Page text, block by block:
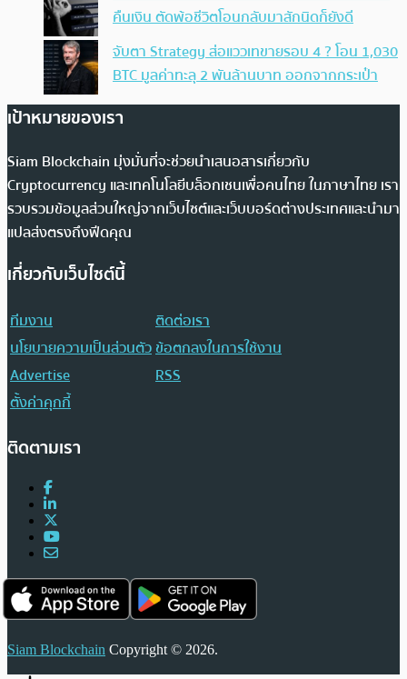
คืนเงิน ตัดพ้อชีวิตโอนกลับมาสักนิดก็ยังดี
จับตา Strategy ส่อแววเทขายรอบ 4 ? โอน 1,030
BTC มูลค่าทะลุ 2 พันล้านบาท ออกจากกระเป๋า
เป้าหมายของเรา
Siam Blockchain มุ่งมั่นที่จะช่วยนำเสนอสารเกี่ยวกับ
Cryptocurrency และเทคโนโลยีบล็อกเชนเพื่อคนไทย ในภาษาไทย เรา
รวบรวมข้อมูลส่วนใหญ่จากเว็บไซต์และเว็บบอร์ดต่างประเทศและนำมา
แปลส่งตรงถึงฟีดคุณ
เกี่ยวกับเว็บไซต์นี้
ทีมงาน
ติดต่อเรา
นโยบายความเป็นส่วนตัวข้อตกลงในการใช้งาน
Advertise
RSS
ตั้งค่าคุกกี้
ติดตามเรา
Siam Blockchain Copyright © 2026.